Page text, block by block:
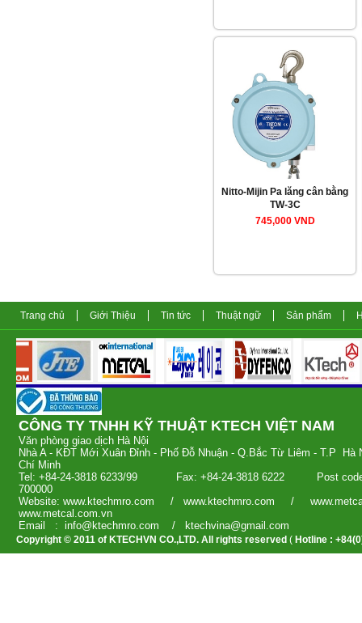
Nitto-Mijin Pa lăng cân bằng
TW-3C
745,000 VND
Trang chủ Giới Thiệu Tin tức Thuật ngữ Sản phẩm
CÔNG TY TNHH KỸ THUẬT KTECH
Văn phòng giao dịch
Nhà A - KĐT Mới Xuân Đỉnh - Phố Đỗ Nhuận - Q.Bắc Từ Liêm -
Chí Minh
Tel: +84-24-3818 6233/99 Fax: +84-24-3818 6222 Post
700000
Website: www.ktechmro.com / www.ktechmro.com /
www.metcal.com.vn
Email : info@ktechmro.com /
Copyright © 2011 of KTECHVN CO.,LTD. All rights reserved ( Hotline :